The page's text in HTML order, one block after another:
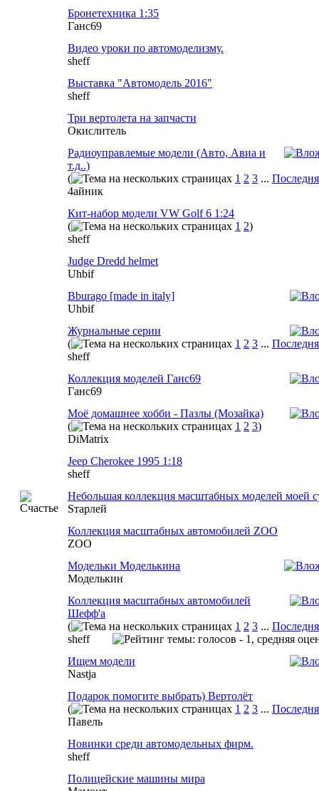
Бронетехника 1:35
Ганс69
Видео уроки по автомоделизму.
sheff
Выставка "Автомодель 2016"
sheff
Три вертолета на запчасти
Окислитель
Радиоуправлемые модели (Авто, Авиа и
т.д..)
(
1 2 3 ...
4айник
Кит-набор модели VW Golf 6 1:24
(
1 2)
sheff
Judge Dredd helmet
Uhbif
Bburago [made in italy]
Uhbif
Журнальные серии
(
1 2 3 ...
sheff
Коллекция моделей Ганс69
Ганс69
Моё домашнее хобби - Пазлы (Мозайка)
(
1 2 3)
DiMatrix
Jeep Cherokee 1995 1:18
sheff
Небольшая коллекция масштабных моделей моей
Sтарлей
Коллекция масштабных автомобилей ZOO
ZOO
Модельки Моделькина
Моделькин
Коллекция масштабных автомобилей
Шефф'а
(
1 2 3 ...
sheff
Ищем модели
Nastja
Подарок помогите выбрать) Вертолёт
(
1 2 3 ...
Павель
Новинки среди автомодельных фирм.
sheff
Полицейские машины мира